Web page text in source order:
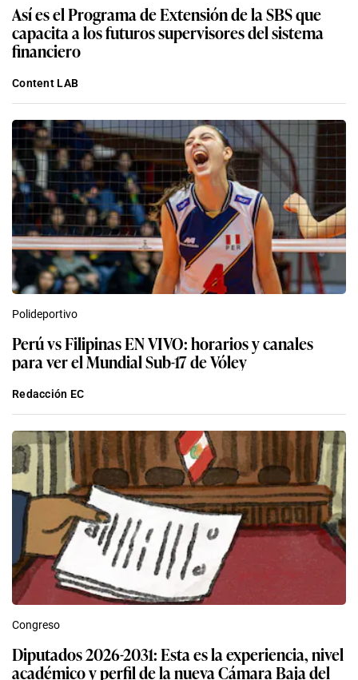
Así es el Programa de Extensión de la SBS que
capacita a los futuros supervisores del sistema
financiero
Content LAB
Polideportivo
Perú vs Filipinas EN VIVO: horarios y canales
para ver el Mundial Sub-17 de Vóley
Redacción EC
Congreso
Diputados 2026-2031: Esta es la experiencia, nivel
académico y perfil de la nueva Cámara Baja del